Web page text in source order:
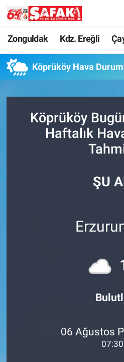
Zonguldak Kdz. Ereğli
Köprüköy Hava
Köprüköy
Haftalık
ŞU
06 Ağustos
07:30
Zonguldak
Kdz. Ereğli
Devrek
Kilimli
Zonguldak Nöbetçi
Zonguldak Hava Durumu
Zonguldak Trafik
Süper Lig Puan Durumu
Son Dakika Haberleri